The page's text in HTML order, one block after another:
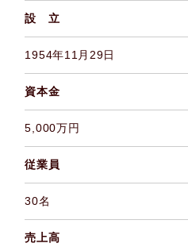
設 立
1954年11月29日
資本金
5,000万円
従業員
30名
売上高